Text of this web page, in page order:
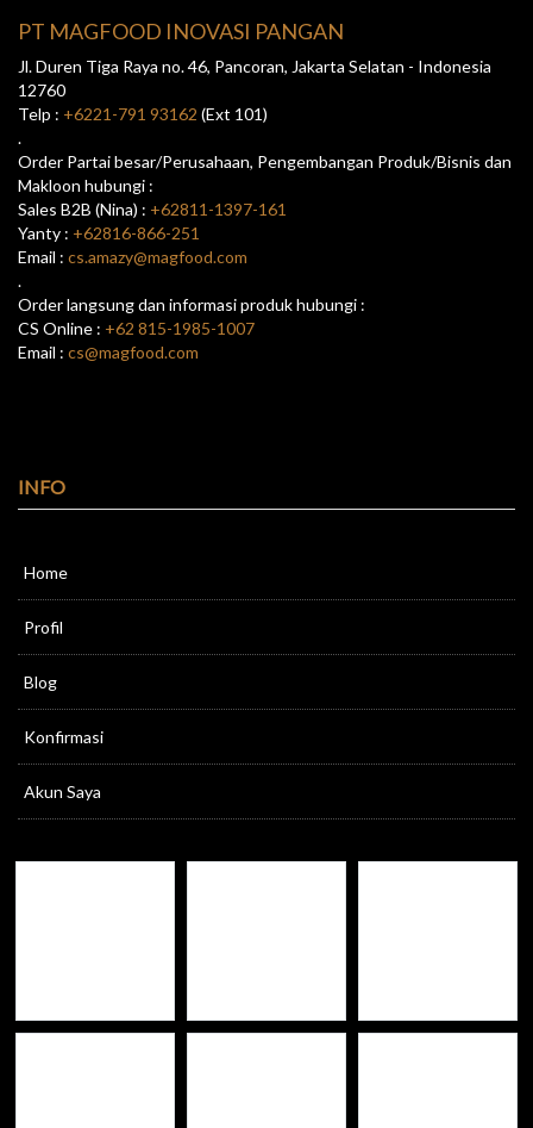
PT MAGFOOD INOVASI PANGAN
Jl. Duren Tiga Raya no. 46, Pancoran, Jakarta Selatan - Indonesia
12760
Telp : +6221-791 93162 (Ext 101)
.
Order Partai besar/Perusahaan, Pengembangan Produk/Bisnis dan
Makloon hubungi :
Sales B2B (Nina) : +62811-1397-161
Yanty : +62816-866-251
Email : cs.amazy@magfood.com
.
Order langsung dan informasi produk hubungi :
CS Online : +62 815-1985-1007
Email : cs@magfood.com
INFO
Home
Profil
Blog
Konfirmasi
Akun Saya